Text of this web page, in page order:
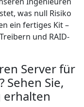
was null Risiko
ein fertiges Kit –
und RAID-
Server für
Sehen Sie,
erhalten